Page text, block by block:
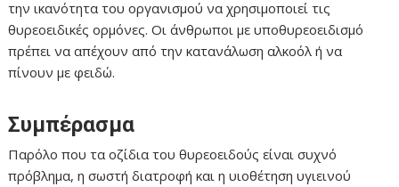
την ικανότητα του οργανισμού να χρησιμοποιεί τις
θυρεοειδικές ορμόνες. Οι άνθρωποι με υποθυρεοειδισμό
πρέπει να απέχουν από την κατανάλωση αλκοόλ ή να
πίνουν με φειδώ.
Συμπέρασμα
Παρόλο που τα οζίδια του θυρεοειδούς είναι συχνό
πρόβλημα, η σωστή διατροφή και η υιοθέτηση υγιεινού